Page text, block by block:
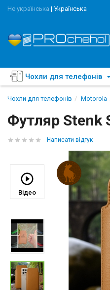
Не українська | Українська
Чохли для телефонів
Чохли для телефонів Motorola
Футляр Stenk
Написати відгук
Відео